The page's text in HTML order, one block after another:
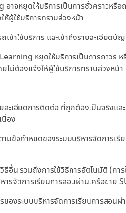
จหยุดให้บริการเป็นการชั่วคราวหรือ
ผู้ใช้บริการทราบล่วงหน้า
าใช้บริการ และเข้าถึงรายละเอียด
หยุดให้บริการเป็นการถาวร
ม่ต้องแจ้งให้ผู้ใช้บริการทราบล่วงหน้า
ะเอียดการติดต่อ ที่ถูกต้องเป็นจริงแ
นื่อง
มข้อกำหนดของระบบบริหารจัดการ
ธีอื่น รวมถึงการใช้วิธีการอัตโนมัติ (ก
ารจัดการเรียนการสอนผ่านเครือข่าย
องระบบบริหารจัดการเรียนการสอน